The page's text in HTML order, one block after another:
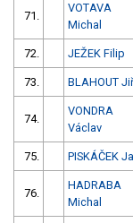
71.
VOTAVA
Michal
72. JEŽEK Filip
73. BLAHOUT
74.
VONDRA
Václav
75. PISKÁČEK
76.
HADRABA
Michal